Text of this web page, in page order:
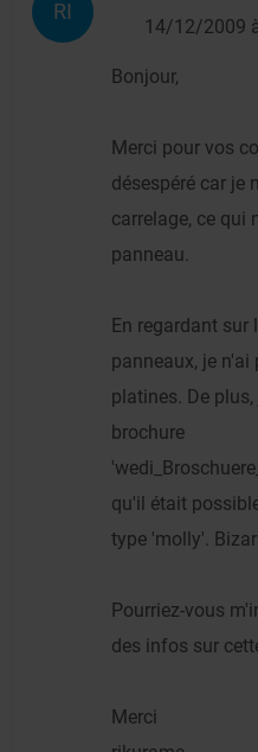
RI
14/12/2009
Bonjour,
Merci pour vos
désespéré car je
carrelage, ce qui
panneau.
En regardant sur
panneaux, je
platines. De
brochure
qu'il était
type 'molly'.
Pourriez-vous
des infos sur
Merci